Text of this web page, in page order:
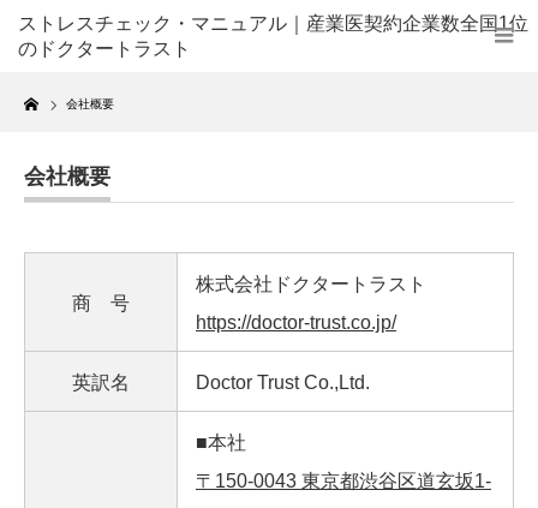
ストレスチェック・マニュアル｜産業医契約企業数全国1位
のドクタートラスト
Home
会社概要
会社概要
商 号
株式会社ドクタートラスト
https://doctor-trust.co.jp/
英訳名 Doctor Trust Co.,Ltd.
■本社
〒150-0043 東京都渋谷区道玄坂1-